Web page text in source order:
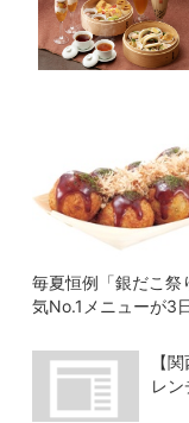
毎夏恒例「銀だこ祭
気No.1メニューが3
【
レ